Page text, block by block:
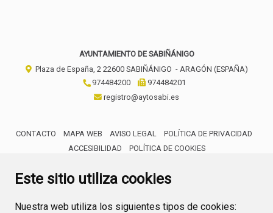
Este sitio utiliza cookies
Nuestra web utiliza los siguientes tipos de cookies:
AYUNTAMIENTO DE SABIÑÁNIGO
Plaza de España, 2 22600 SABIÑÁNIGO - ARAGÓN (ESPAÑA)
974484200
974484201
registro@aytosabi.es
CONTACTO MAPA WEB AVISO LEGAL
POLÍTICA DE PRIVACIDAD
ACCESIBILIDAD
POLÍTICA DE COOKIES